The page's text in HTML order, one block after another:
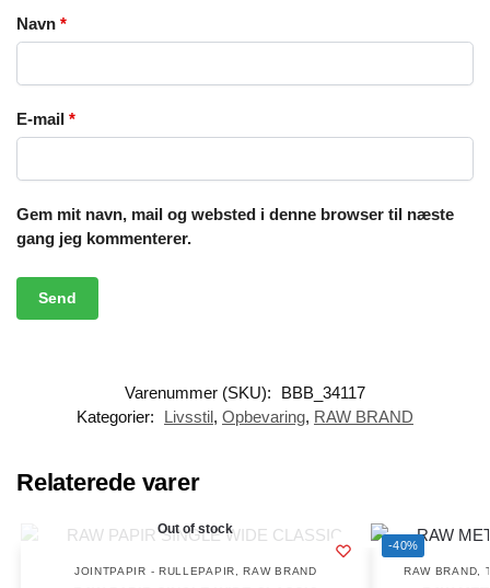
Navn *
E-mail *
Gem mit navn, mail og websted i denne browser til næste
gang jeg kommenterer.
Varenummer (SKU):
BBB_34117
Kategorier:
Livsstil, Opbevaring, RAW BRAND
Relaterede varer
Out of stock
JOINTPAPIR - RULLEPAPIR ,RAW BRAND
-40%
RAW BRAND